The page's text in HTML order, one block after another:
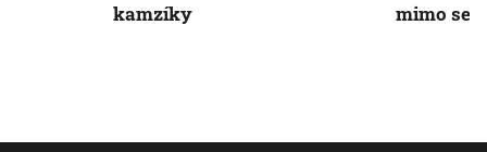
kamzíky
mimo